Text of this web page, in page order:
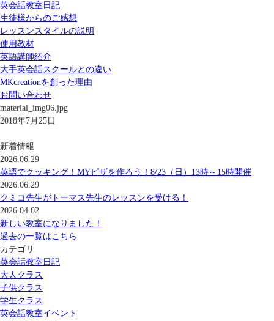
英会話教室日記
生徒様からのご感想
レッスンスタイルの説明
使用教材
英語講師紹介
大手英会話スクールとの違い
MKcreationを創った理由
お問い合わせ
material_img06.jpg
2018年7月25日
新着情報
2026.06.29
英語でクッキング！MYピザを作ろう！8/23（日）13時～15時開催
2026.06.29
クミコ先生がトーマス先生のレッスンを受ける！
2026.04.02
新しい教室になりました！
過去の一覧はこちら
カテゴリ
英会話教室日記
大人クラス
子供クラス
学生クラス
英会話教室イベント